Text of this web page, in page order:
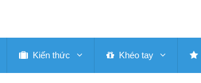
Kiến thức Khéo tay